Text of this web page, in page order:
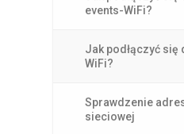
events-WiFi?
Jak podłączyć
WiFi?
Sprawdzenie
sieciowej